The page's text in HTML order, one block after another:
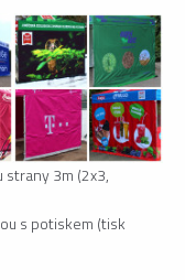
3m (2x3,
s potiskem (tisk